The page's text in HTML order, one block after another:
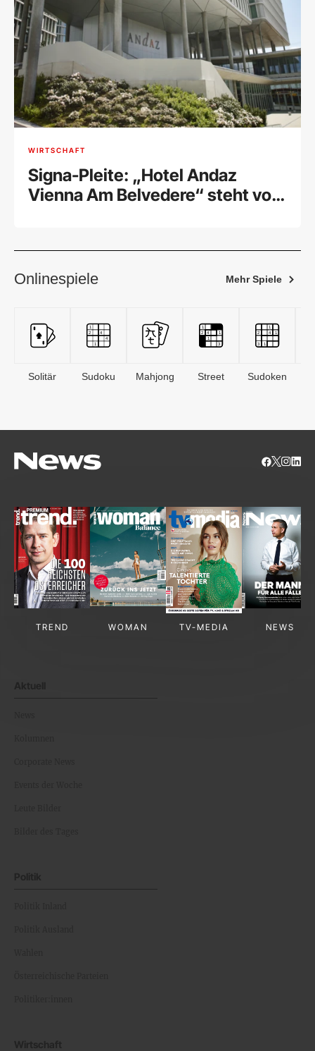
WIRTSCHAFT
Signa-Pleite: „Hotel Andaz
Vienna Am Belvedere“ steht vor
Onlinespiele Mehr Spiele
Solitär Sudoku Mahjong Street Sudoken
TREND WOMAN TV-MEDIA NEWS